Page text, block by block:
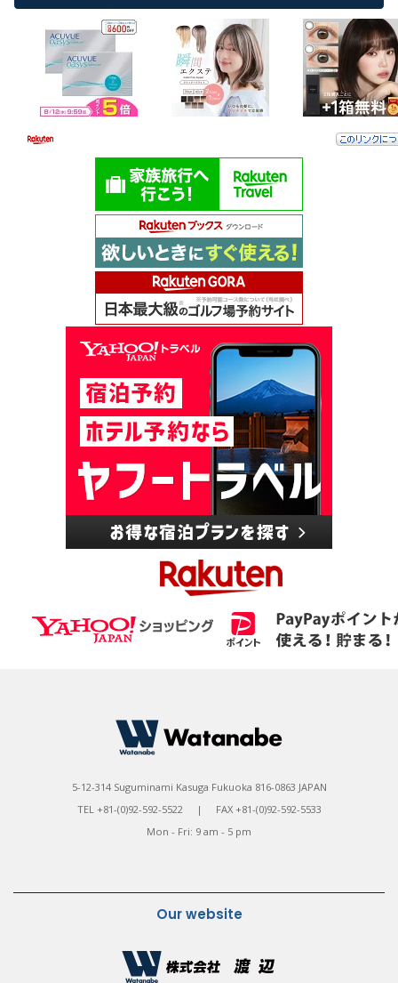
5-12-314 Suguminami Kasuga Fukuoka 816-0863 JAPAN
TEL +81-(0)92-592-5522 | FAX +81-(0)92-592-5533
Mon - Fri: 9 am - 5 pm
Our website